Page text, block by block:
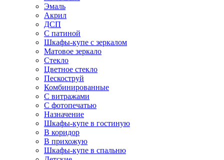
Эмаль
Акрил
ДСП
С патиной
Шкафы-купе с зеркалом
Матовое зеркало
Стекло
Цветное стекло
Пескоструй
Комбинированные
С витражами
С фотопечатью
Назначение
Шкафы-купе в гостиную
В коридор
В прихожую
Шкафы-купе в спальню